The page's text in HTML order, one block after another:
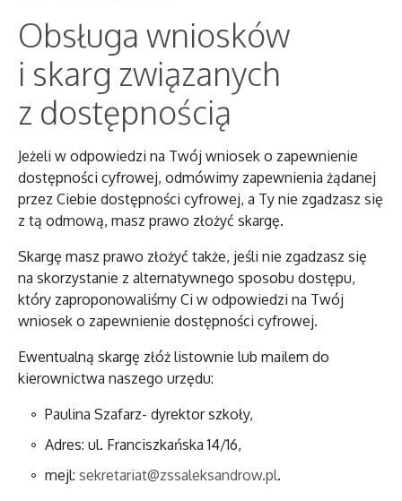
Obsługa wniosków
i skarg związanych
z dostępnością
Jeżeli w odpowiedzi na Twój wniosek o zapewnienie
dostępności cyfrowej, odmówimy zapewnienia żądanej
przez Ciebie dostępności cyfrowej, a Ty nie zgadzasz się
z tą odmową, masz prawo złożyć skargę.
Skargę masz prawo złożyć także, jeśli nie zgadzasz się
na skorzystanie z alternatywnego sposobu dostępu,
który zaproponowaliśmy Ci w odpowiedzi na Twój
wniosek o zapewnienie dostępności cyfrowej.
Ewentualną skargę złóż listownie lub mailem do
kierownictwa naszego urzędu:
Paulina Szafarz- dyrektor szkoły,
Adres: ul. Franciszkańska 14/16,
mejl: sekretariat@zssaleksandrow.pl.